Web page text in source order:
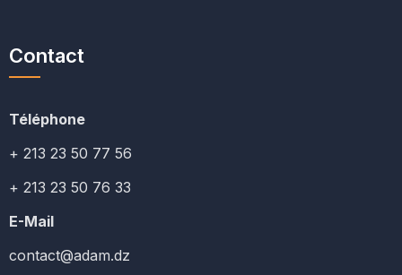
Contact
Téléphone
+ 213 23 50 77 56
+ 213 23 50 76 33
E-Mail
contact@adam.dz